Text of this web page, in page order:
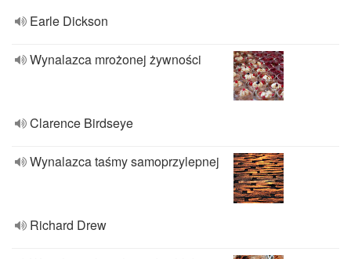
Earle Dickson
Wynalazca mrożonej żywności
Clarence Birdseye
Wynalazca taśmy samoprzylepnej
Richard Drew